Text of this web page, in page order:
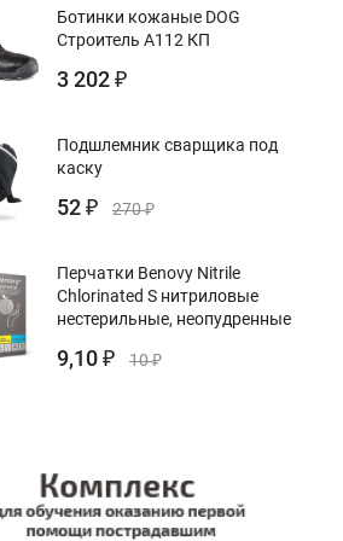
Ботинки кожаные DOG
Строитель А112 КП
3 202 ₽
Подшлемник сварщика под
каску
52 ₽ 270₽
Перчатки Benovy Nitrile
Chlorinated S нитриловые
нестерильные, неопудренные
9,10 ₽ 10₽